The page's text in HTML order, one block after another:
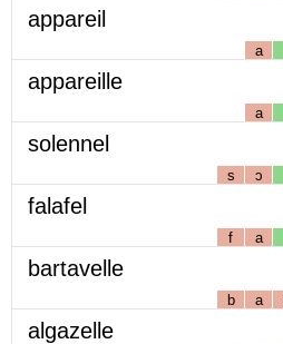
appareil
a
appareille
a
solennel
s ɔ
falafel
f a
bartavelle
b a
algazelle